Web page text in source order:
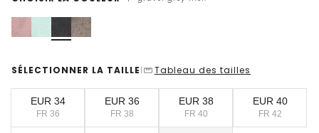
SÉLECTIONNER LA TAILLE | Tableau des tailles
EUR 34
FR 36
EUR 36
FR 38
EUR 38
FR 40
EUR 40
FR 42